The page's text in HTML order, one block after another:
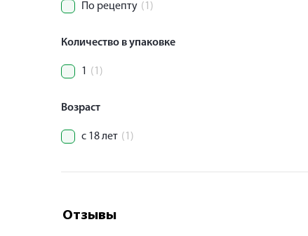
По рецепту (1)
Количество в упаковке
1 (1)
Возраст
с 18 лет (1)
Отзывы